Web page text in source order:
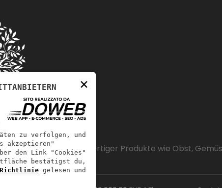
dem Verkauf hochwertiger Produkte wie Obst,
×
zu verfolgen, und
akzeptieren"
den Link "Cookies"
bestätigst du,
Richtlinie gelesen und